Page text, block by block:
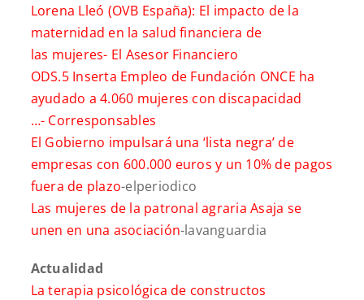
Lorena Lleó (OVB España): El impacto de la
maternidad en la salud financiera de
las mujeres- El Asesor Financiero
ODS.5 Inserta Empleo de Fundación ONCE ha
ayudado a 4.060 mujeres con discapacidad
…- Corresponsables
El Gobierno impulsará una ‘lista negra’ de
empresas con 600.000 euros y un 10% de pagos
fuera de plazo-elperiodico
Las mujeres de la patronal agraria Asaja se
unen en una asociación-lavanguardia
Actualidad
La terapia psicológica de constructos